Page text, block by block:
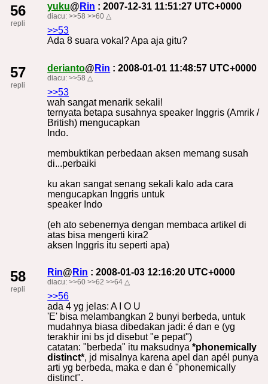
56
repli
yuku@ Rin : 2007-12-31 11:51:27 UTC+0000
diacu:>>58 >>60 △
>>53
Ada 8 suara vokal? Apa aja gitu?
57
repli
derianto@ Rin : 2008-01-01 11:48:57 UTC+0000
diacu:>>58 △
>>53
wah sangat menarik sekali!
ternyata betapa susahnya speaker Inggris (Amrik /
British) mengucapkan
Indo.
membuktikan perbedaan aksen memang susah
di...perbaiki
ku akan sangat senang sekali kalo ada cara
mengucapkan Inggris untuk
speaker Indo
(eh ato sebenernya dengan membaca artikel di
atas bisa mengerti kira2
aksen Inggris itu seperti apa)
58
repli
Rin@ Rin : 2008-01-03 12:16:20 UTC+0000
diacu:>>60 >>62 >>64 △
>>56
ada 4 yg jelas: A I O U
'E' bisa melambangkan 2 bunyi berbeda, untuk
mudahnya biasa dibedakan jadi: é dan e (yg
terakhir ini bs jd disebut "e pepat")
catatan: "berbeda" itu maksudnya*phonemically
distinct*, jd misalnya karena apel dan apél punya
arti yg berbeda, maka e dan é "phonemically
distinct".